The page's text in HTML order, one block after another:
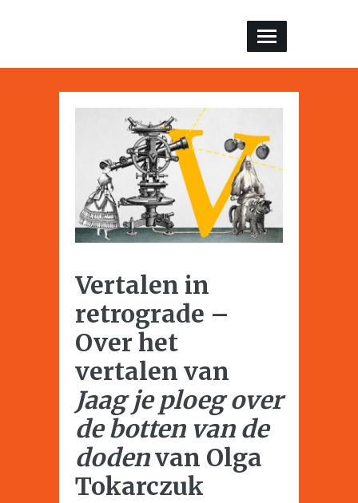
Vertalen in
retrograde –
Over het
vertalen van
Jaag je ploeg over
de botten van de
dodenvan Olga
Tokarczuk